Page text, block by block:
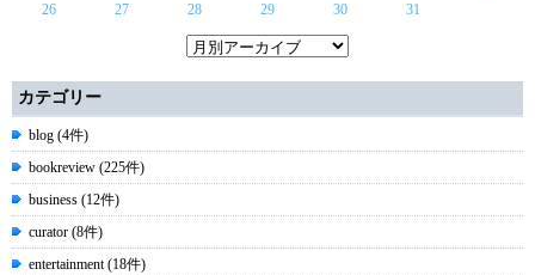
26
27 28 29 30 31
カテゴリー
blog (4件)
bookreview (225件)
business (12件)
curator (8件)
entertainment (18件)